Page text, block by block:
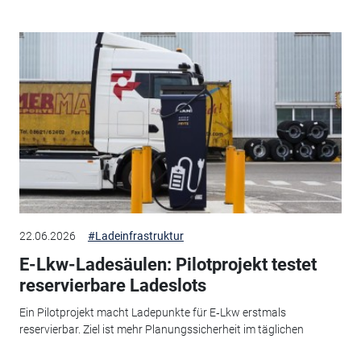
22.06.2026 #Ladeinfrastruktur
E-Lkw-Ladesäulen: Pilotprojekt testet
reservierbare Ladeslots
Ein Pilotprojekt macht Ladepunkte für E‑Lkw erstmals
reservierbar. Ziel ist mehr Planungssicherheit im täglichen